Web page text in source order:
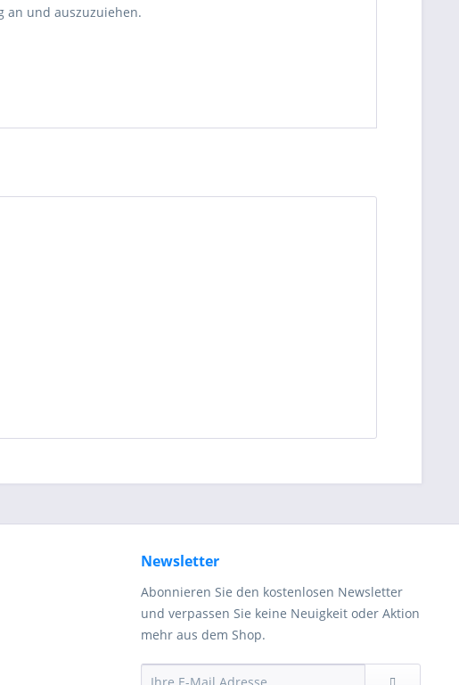
an und auszuzuiehen.
Newsletter
Abonnieren Sie den kostenlosen Newsletter
und verpassen Sie keine Neuigkeit oder Aktion
mehr aus dem Shop.